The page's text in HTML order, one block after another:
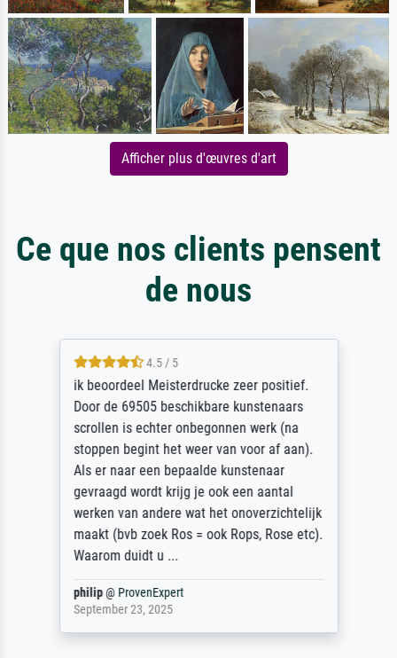
Afficher plus d'œuvres d'art
Ce que nos clients pensent
de nous
4.5 / 5
ik beoordeel Meisterdrucke zeer positief.
Door de 69505 beschikbare kunstenaars
scrollen is echter onbegonnen werk (na
stoppen begint het weer van voor af aan).
Als er naar een bepaalde kunstenaar
gevraagd wordt krijg je ook een aantal
werken van andere wat het onoverzichtelijk
maakt (bvb zoek Ros = ook Rops, Rose etc).
Waarom duidt u ...
philip@ ProvenExpert
September 23, 2025